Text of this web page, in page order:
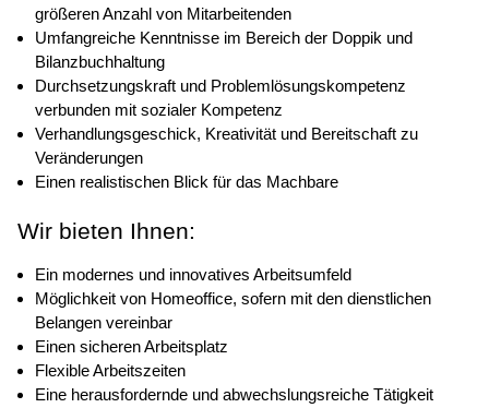
größeren Anzahl von Mitarbeitenden
Umfangreiche Kenntnisse im Bereich der Doppik und
Bilanzbuchhaltung
Durchsetzungskraft und Problemlösungskompetenz
verbunden mit sozialer Kompetenz
Verhandlungsgeschick, Kreativität und Bereitschaft zu
Veränderungen
Einen realistischen Blick für das Machbare
Wir bieten Ihnen:
Ein modernes und innovatives Arbeitsumfeld
Möglichkeit von Homeoffice, sofern mit den dienstlichen
Belangen vereinbar
Einen sicheren Arbeitsplatz
Flexible Arbeitszeiten
Eine herausfordernde und abwechslungsreiche Tätigkeit